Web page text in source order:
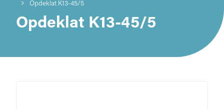
Opdeklat K13-45/5
Opdeklat K13-45/5